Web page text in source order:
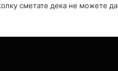
сметате дека не можете да